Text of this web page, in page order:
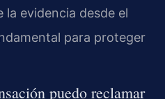
la evidencia desde el
para proteger
puedo reclamar